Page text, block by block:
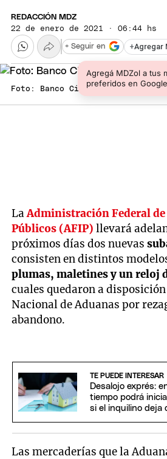
REDACCIÓN MDZ
22 de enero de 2021 · 06:44 hs
+Agregar
Agregá MDZol a tus
preferidos en Google
+ Seguir en
Foto: Banco Ciudad
LaAdministración Federal
Públicos (AFIP) llevará
próximos días dos nuevas
consisten en distintos
plumas, maletines y un reloj
cuales quedaron a
Nacional de Aduanas por
abandono.
TE PUEDE INTERESAR
Desalojo exprés:
tiempo podrá
si el inquilino deja
Las mercaderías que la